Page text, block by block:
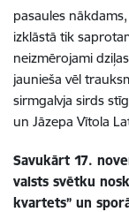
pasaules
izklāstā tik
neizmērojami
jaunieša vēl
sirmgalvja sirds
un Jāzepa Vītola
Savukārt 17.
valsts svētku
kvartets” un